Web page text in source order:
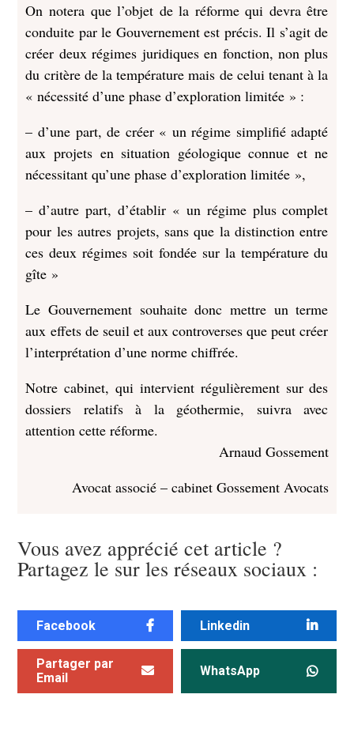
On notera que l’objet de la réforme qui devra être
conduite par le Gouvernement est précis. Il s’agit de
créer deux régimes juridiques en fonction, non plus
du critère de la température mais de celui tenant à la
« nécessité d’une phase d’exploration limitée » :
– d’une part, de créer « un régime simplifié adapté
aux projets en situation géologique connue et ne
nécessitant qu’une phase d’exploration limitée »,
– d’autre part, d’établir « un régime plus complet
pour les autres projets, sans que la distinction entre
ces deux régimes soit fondée sur la température du
gîte »
Le Gouvernement souhaite donc mettre un terme
aux effets de seuil et aux controverses que peut créer
l’interprétation d’une norme chiffrée.
Notre cabinet, qui intervient régulièrement sur des
dossiers relatifs à la géothermie, suivra avec
attention cette réforme.
Arnaud Gossement
Avocat associé – cabinet Gossement Avocats
Vous avez apprécié cet article ?
Partagez le sur les réseaux sociaux :
Facebook Linkedin
Partager par
Email
WhatsApp